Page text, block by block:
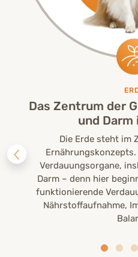
Das Zentrum der
und Darm
Die Erde steht im
Verdauungsorgane,
Darm – denn hier
funktionierende
Nährstoffaufnahme,